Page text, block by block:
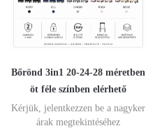
Bőrönd 3in1 20-24-28 méretben
öt féle színben elérhető
Kérjük, jelentkezzen be a nagyker
árak megtekintéséhez